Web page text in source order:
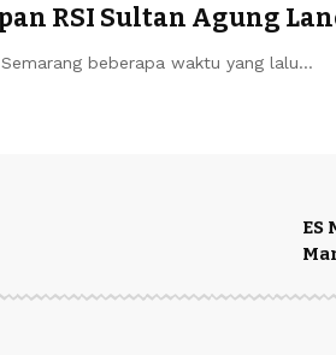
RSI Sultan Agung
beberapa waktu yang lalu…
ES